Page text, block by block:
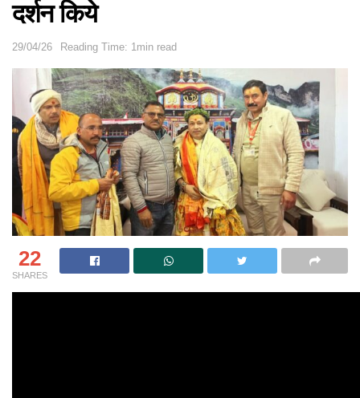
दर्शन किये
29/04/26 Reading Time: 1min read
22
SHARES